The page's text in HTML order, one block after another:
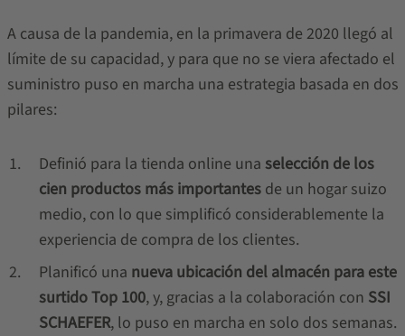
A causa de la pandemia, en la primavera de 2020 llegó al
límite de su capacidad, y para que no se viera afectado el
suministro puso en marcha una estrategia basada en dos
pilares:
Definió para la tienda online unaselección de los
cien productos más importantes de un hogar suizo
medio, con lo que simplificó considerablemente la
experiencia de compra de los clientes.
Planificó una nueva ubicación del almacén para este
surtido Top 100, y, gracias a la colaboración con SSI
SCHAEFER, lo puso en marcha en solo dos semanas.